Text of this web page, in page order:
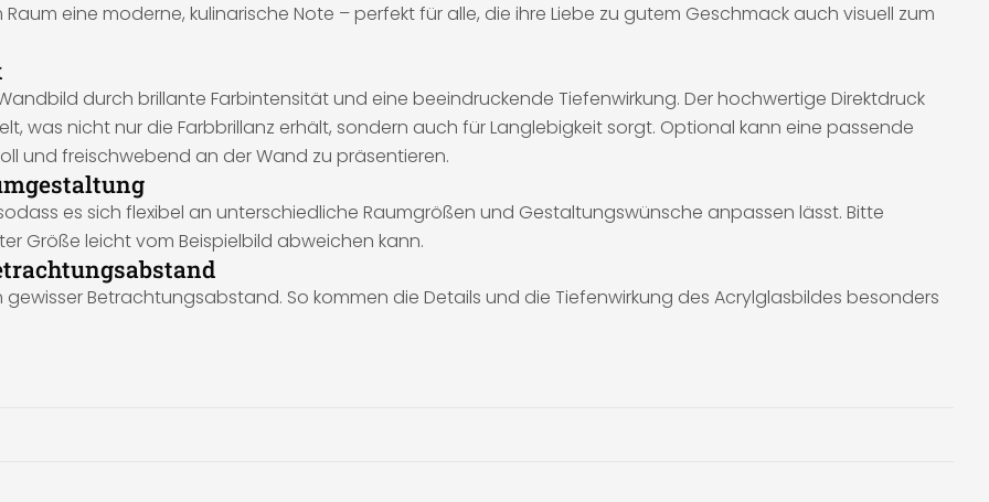
eine moderne, kulinarische Note – perfekt für alle, die ihre Liebe zu gutem Geschmack auch visuell zum
durch brillante Farbintensität und eine beeindruckende Tiefenwirkung. Der hochwertige Direktdruck
was nicht nur die Farbbrillanz erhält, sondern auch für Langlebigkeit sorgt. Optional kann eine passende
und freischwebend an der Wand zu präsentieren.
es sich flexibel an unterschiedliche Raumgrößen und Gestaltungswünsche anpassen lässt. Bitte
Größe leicht vom Beispielbild abweichen kann.
Betrachtungsabstand. So kommen die Details und die Tiefenwirkung des Acrylglasbildes besonders